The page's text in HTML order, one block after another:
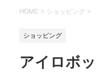
HOME > ショッピング >
ショッピング
アイロボ